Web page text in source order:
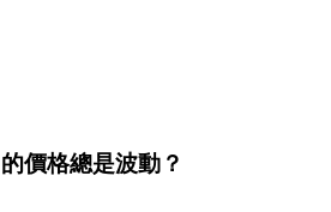
價格總是波動？